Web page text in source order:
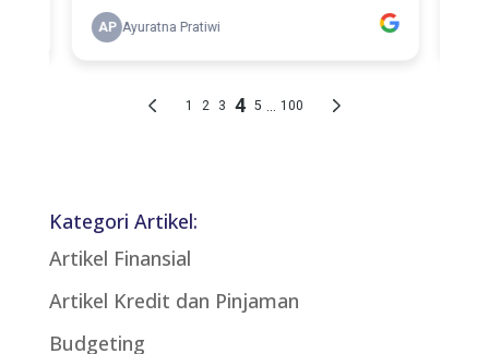
Kategori Artikel:
Artikel Finansial
Artikel Kredit dan Pinjaman
Budgeting